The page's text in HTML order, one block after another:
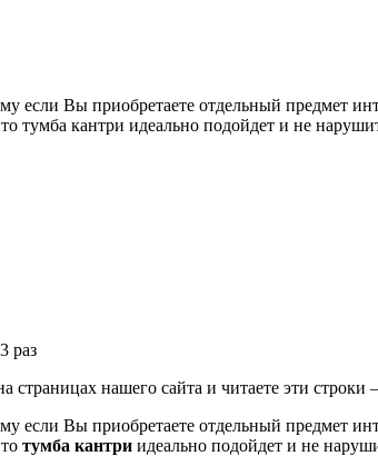
если Вы приобретаете отдельный предмет
тумба кантри идеально подойдет и не
раз
страницах нашего сайта и читаете эти
если Вы приобретаете отдельный предмет
тумба кантри идеально подойдет и не